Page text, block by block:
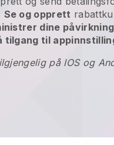
Se og opprett
dine
tilgang til
på IOS og